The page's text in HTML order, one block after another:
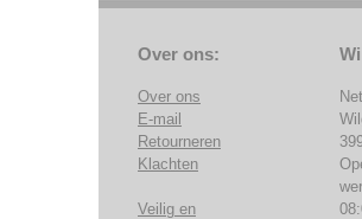
Over ons:
Over ons
E-mail
Retourneren
Klachten
Veilig en